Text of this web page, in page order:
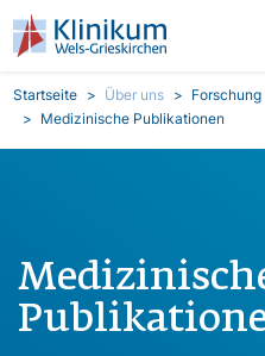
Direkt zum Inhalt
Startseite Über uns
Medizinische Publikationen